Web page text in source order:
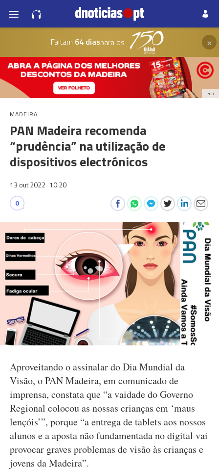
Faltam 64 diaspara os ×
PUB
MADEIRA
PAN Madeira recomenda
“prudência” na utilização de
dispositivos electrónicos
13 out 2022 10:20
0
Aproveitando o assinalar do Dia Mundial da
Visão, o PAN Madeira, em comunicado de
imprensa, constata que “a vaidade do Governo
Regional colocou as nossas crianças em ‘maus
lençóis’”, porque “a entrega de tablets aos nossos
alunos e a aposta não fundamentada no digital vai
provocar graves problemas de visão às crianças e
jovens da Madeira”.